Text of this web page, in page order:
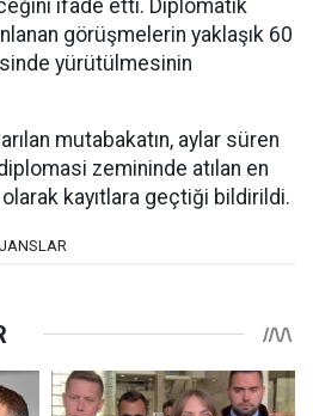
ifade etti. Diplomatik
görüşmelerin yaklaşık 60
yürütülmesinin
mutabakatın, aylar süren
zemininde atılan en
kayıtlara geçtiği bildirildi.